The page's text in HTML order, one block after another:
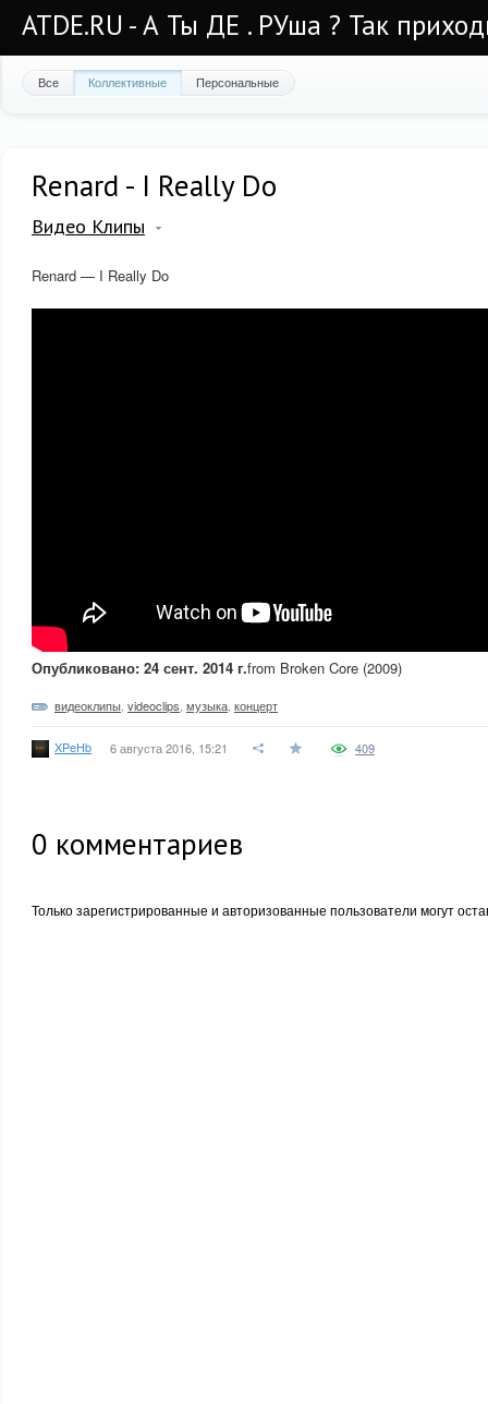
ATDE.RU - А Ты ДЕ . РУша ? Так
Все Коллективные Персональные
Renard - I Really Do
Видео Клипы
Renard — I Really Do
Опубликовано: 24 сент. 2014 г.from Broken Core (2009)
видеоклипы videoclips музыка концерт
XPeHb 6 августа 2016, 15:21 409
0 комментариев
Только зарегистрированные и авторизованные пользователи могут